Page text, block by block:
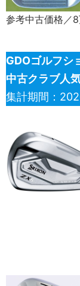
参考中古価格／
GDOゴルフシ
中古クラブ人
集計期間：